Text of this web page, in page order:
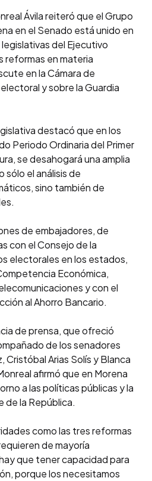
Ávila reiteró que el Grupo
en el Senado está unido en
del Ejecutivo
reformas en materia
en la Cámara de
y sobre la Guardia
destacó que en los
Periodo Ordinaria del Primer
se desahogará una amplia
sólo el análisis de
sino también de
de embajadores, de
con el Consejo de la
electorales en los estados,
Económica,
y con el
al Ahorro Bancario.
de prensa, que ofreció
de los senadores
Cristóbal Arias Solís y Blanca
afirmó que en Morena
a las políticas públicas y la
de la República.
como las tres reformas
de mayoría
que tener capacidad para
porque los necesitamos